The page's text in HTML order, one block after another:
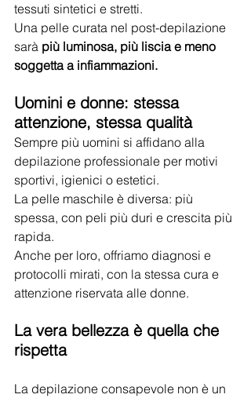
tessuti sintetici e stretti.
Una pelle curata nel post-depilazione
sarà più luminosa, più liscia e meno
soggetta a infiammazioni.
Uomini e donne: stessa
attenzione, stessa qualità
Sempre più uomini si affidano alla
depilazione professionale per motivi
sportivi, igienici o estetici.
La pelle maschile è diversa: più
spessa, con peli più duri e crescita più
rapida.
Anche per loro, offriamo diagnosi e
protocolli mirati, con la stessa cura e
attenzione riservata alle donne.
La vera bellezza è quella che
rispetta
La depilazione consapevole non è un